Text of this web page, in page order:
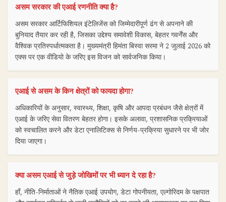
असम सरकार की एआई रणनीति क्या है?
असम सरकार आर्टिफिशियल इंटेलिजेंस को जिम्मेदारीपूर्ण ढंग से अपनाने की
बुनियाद तैयार कर रही है, जिसका उद्देश्य समावेशी विकास, बेहतर गवर्नेंस और
वैश्विक प्रतिस्पर्धात्मकता है। मुख्यमंत्री हिमंता बिस्वा सरमा ने 2 जुलाई 2026 को
एक्स पर एक वीडियो के जरिए इस विजन को सार्वजनिक किया।
एआई से असम के किन क्षेत्रों को फायदा होगा?
अधिकारियों के अनुसार, स्वास्थ्य, शिक्षा, कृषि और आपदा प्रबंधन जैसे क्षेत्रों में
एआई के जरिए सेवा वितरण बेहतर होगा। इसके अलावा, प्रशासनिक प्रक्रियाओं
को स्वचालित करने और डेटा एनालिटिक्स से निर्णय-प्रक्रिया सुधारने पर भी जोर
दिया जाएगा।
क्या असम एआई से जुड़े जोखिमों पर भी ध्यान दे रहा है?
हाँ, नीति-निर्माताओं ने नैतिक एआई उपयोग, डेटा गोपनीयता, एल्गोरिदम के पक्षपात